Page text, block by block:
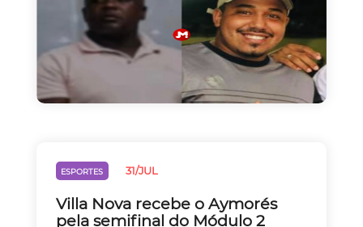
ESPORTES 31/JUL
Villa Nova recebe o Aymorés
pela semifinal do Módulo 2